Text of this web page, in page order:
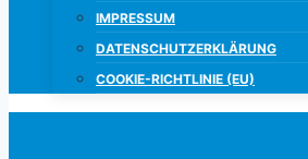
IMPRESSUM
DATENSCHUTZERKLÄRUNG
COOKIE-RICHTLINIE (EU)